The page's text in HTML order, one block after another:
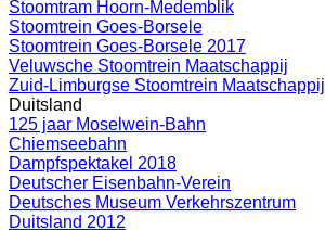
Stoomtram Hoorn-Medemblik
Stoomtrein Goes-Borsele
Stoomtrein Goes-Borsele 2017
Veluwsche Stoomtrein Maatschappij
Zuid-Limburgse Stoomtrein Maatschappij
Duitsland
125 jaar Moselwein-Bahn
Chiemseebahn
Dampfspektakel 2018
Deutscher Eisenbahn-Verein
Deutsches Museum Verkehrszentrum
Duitsland 2012